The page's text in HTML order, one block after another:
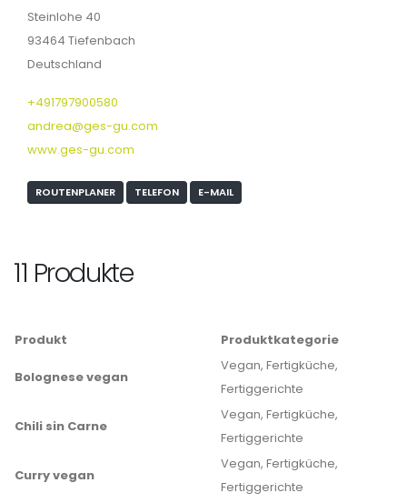
Steinlohe 40
93464 Tiefenbach
Deutschland
+491797900580
andrea@ges-gu.com
www.ges-gu.com
ROUTENPLANER TELEFON E-MAIL
11 Produkte
Produkt Produktkategorie
Bolognese vegan
Vegan, Fertigküche,
Fertiggerichte
Chili sin Carne
Vegan, Fertigküche,
Fertiggerichte
Curry vegan
Vegan, Fertigküche,
Fertiggerichte